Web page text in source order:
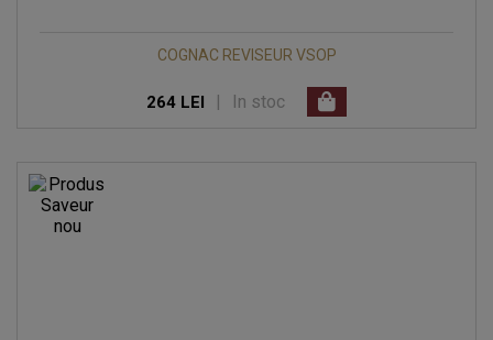
COGNAC REVISEUR VSOP
264 LEI In stoc